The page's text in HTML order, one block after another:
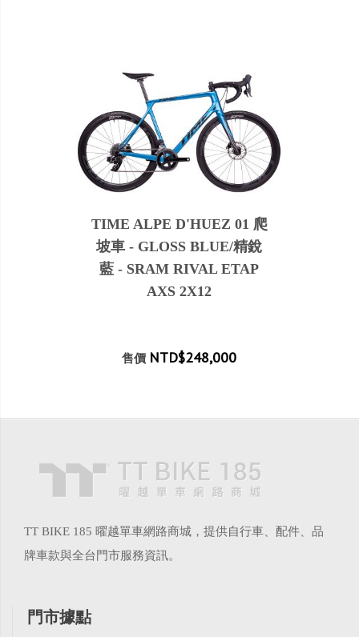
TIME ALPE D'HUEZ 01 爬
坡車 - GLOSS BLUE/精銳
藍 - SRAM RIVAL ETAP
AXS 2X12
售價 NTD$248,000
TT BIKE 185 曜越單車網路商城，提供自行車、配件、品
牌車款與全台門市服務資訊。
門市據點